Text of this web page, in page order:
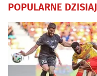
POPULARNE DZISIAJ